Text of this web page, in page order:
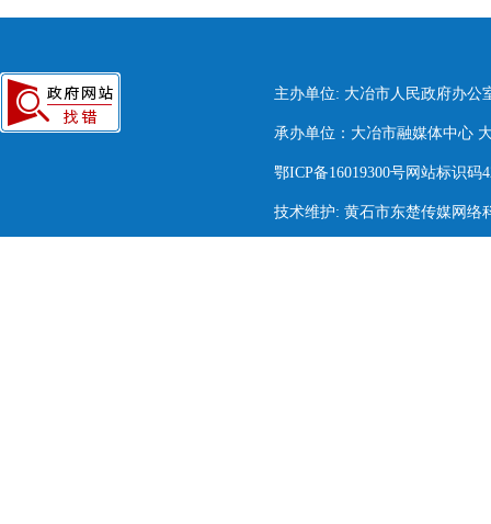
主办单位: 大冶市人民政府办公
承办单位：大冶市融媒体中心
鄂ICP备16019300号网站标识码
技术维护: 黄石市东楚传媒网络